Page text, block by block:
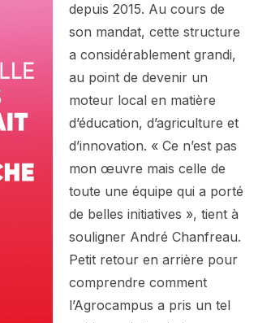
depuis 2015. Au cours de
son mandat, cette structure
a considérablement grandi,
au point de devenir un
moteur local en matière
d’éducation, d’agriculture et
d’innovation. « Ce n’est pas
mon œuvre mais celle de
toute une équipe qui a porté
de belles initiatives », tient à
souligner André Chanfreau.
Petit retour en arrière pour
comprendre comment
l’Agrocampus a pris un tel